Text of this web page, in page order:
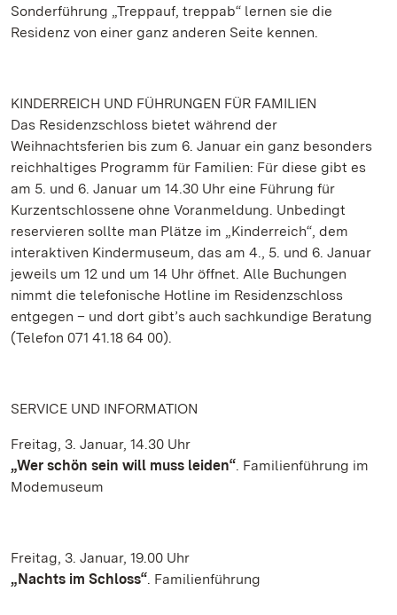
Sonderführung „Treppauf, treppab“ lernen sie die
Residenz von einer ganz anderen Seite kennen.
KINDERREICH UND FÜHRUNGEN FÜR FAMILIEN
Das Residenzschloss bietet während der
Weihnachtsferien bis zum 6. Januar ein ganz besonders
reichhaltiges Programm für Familien: Für diese gibt es
am 5. und 6. Januar um 14.30 Uhr eine Führung für
Kurzentschlossene ohne Voranmeldung. Unbedingt
reservieren sollte man Plätze im „Kinderreich“, dem
interaktiven Kindermuseum, das am 4., 5. und 6. Januar
jeweils um 12 und um 14 Uhr öffnet. Alle Buchungen
nimmt die telefonische Hotline im Residenzschloss
entgegen – und dort gibt’s auch sachkundige Beratung
(Telefon 071 41.18 64 00).
SERVICE UND INFORMATION
Freitag, 3. Januar, 14.30 Uhr
„Wer schön sein will muss leiden“. Familienführung im
Modemuseum
Freitag, 3. Januar, 19.00 Uhr
„Nachts im Schloss“. Familienführung